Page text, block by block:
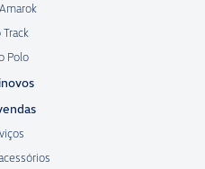
Track
Polo